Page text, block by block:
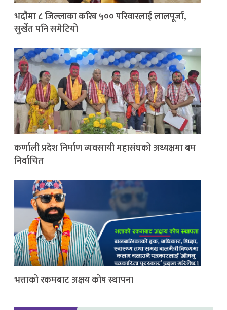
भदौमा ८ जिल्लाका करिब ५०० परिवारलाई लालपूर्जा,
सुर्खेत पनि समेटियो
कर्णाली प्रदेश निर्माण व्यवसायी महासंघको अध्यक्षमा बम
निर्वाचित
भत्ताको रकमबाट अक्षय कोष स्थापना